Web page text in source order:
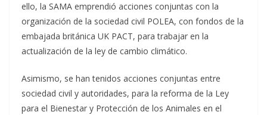
ello, la SAMA emprendió acciones conjuntas con la
organización de la sociedad civil POLEA, con fondos de la
embajada británica UK PACT, para trabajar en la
actualización de la ley de cambio climático.
Asimismo, se han tenidos acciones conjuntas entre
sociedad civil y autoridades, para la reforma de la Ley
para el Bienestar y Protección de los Animales en el